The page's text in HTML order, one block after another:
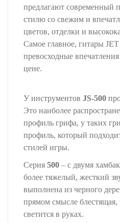
предлагают современный
стилю со свежим и
цветов, отделки и
Самое главное, гитары
превосходные
цене.
У инструментов JS-500
Это наиболее
профиль грифа, у таких
профиль, который
стилей игры.
Серия 500 – c двумя
более тяжелый, жесткий
выполнена из черного
прямом смысле блестящая,
светится в руках.